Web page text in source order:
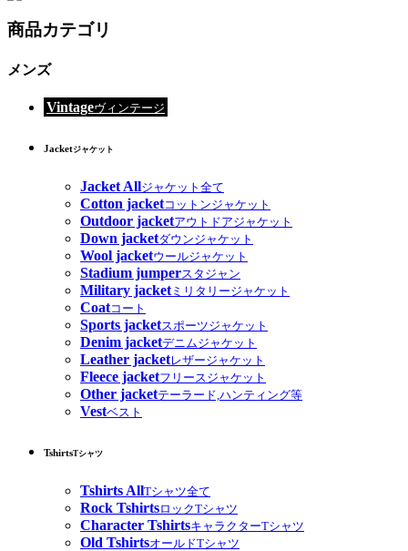
商品カテゴリ
メンズ
Vintageヴィンテージ
Jacketジャケット
Jacket Allジャケット全て
Cotton jacketコットンジャケット
Outdoor jacketアウトドアジャケット
Down jacketダウンジャケット
Wool jacketウールジャケット
Stadium jumperスタジャン
Military jacketミリタリージャケット
Coatコート
Sports jacketスポーツジャケット
Denim jacketデニムジャケット
Leather jacketレザージャケット
Fleece jacketフリースジャケット
Other jacketテーラード,ハンティング等
Vestベスト
TshirtsTシャツ
Tshirts AllTシャツ全て
Rock TshirtsロックTシャツ
Character TshirtsキャラクターTシャツ
Old TshirtsオールドTシャツ